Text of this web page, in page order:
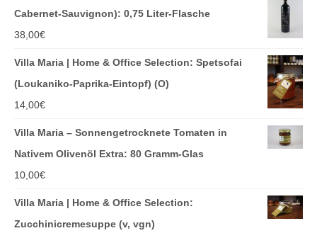
Cabernet-Sauvignon): 0,75 Liter-Flasche
38,00€
Villa Maria | Home & Office Selection: Spetsofai
(Loukaniko-Paprika-Eintopf) (O)
14,00€
Villa Maria – Sonnengetrocknete Tomaten in
Nativem Olivenöl Extra: 80 Gramm-Glas
10,00€
Villa Maria | Home & Office Selection:
Zucchinicremesuppe (v, vgn)